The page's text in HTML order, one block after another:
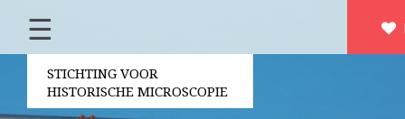
Over ons
Contact
☰
STICHTING VOOR
HISTORISCHE MICROSCOPIE